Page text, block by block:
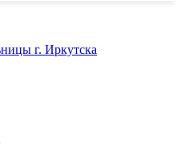
г. Иркутска